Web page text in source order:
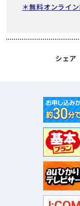
＊無料オンライ
シェア